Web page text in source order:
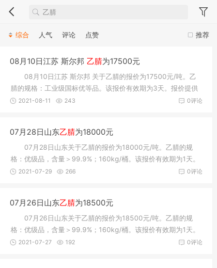
推荐
综合 人气 评论 点赞
08月10日江苏 斯尔邦 乙腈为17500元
08月10日江苏 斯尔邦 关于乙腈的报价为17500元/吨。乙
腈的规格：工业级国标优等品。该报价有效期为3天。报价提供
方：艾特(山
0评论
2021-08-11 243
07月28日山东乙腈为18000元
07月28日山东关于乙腈的报价为18000元/吨。乙腈的规
格：优级品，含量＞99.9%；160kg/桶。该报价有效期为1天。
报价提供方：山
0评论
2021-07-29 266
07月26日山东乙腈为18500元
07月26日山东关于乙腈的报价为18500元/吨。乙腈的规
格：优级品，含量＞99.9%；160kg/桶。该报价有效期为1天。
报价提供方：莒
0评论
2021-07-27 192